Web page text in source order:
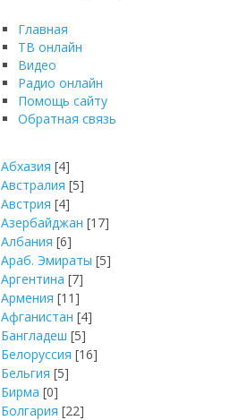
Главная
ТВ онлайн
Видео
Pадио онлайн
Помощь сайту
Обратная связь
Абхазия [4]
Австралия [5]
Австрия [4]
Азербайджан [17]
Албания [6]
Араб. Эмираты [5]
Аргентина [7]
Армения [11]
Афганистан [4]
Бангладеш [5]
Белоруссия [16]
Бельгия [5]
Бирма [0]
Болгария [22]